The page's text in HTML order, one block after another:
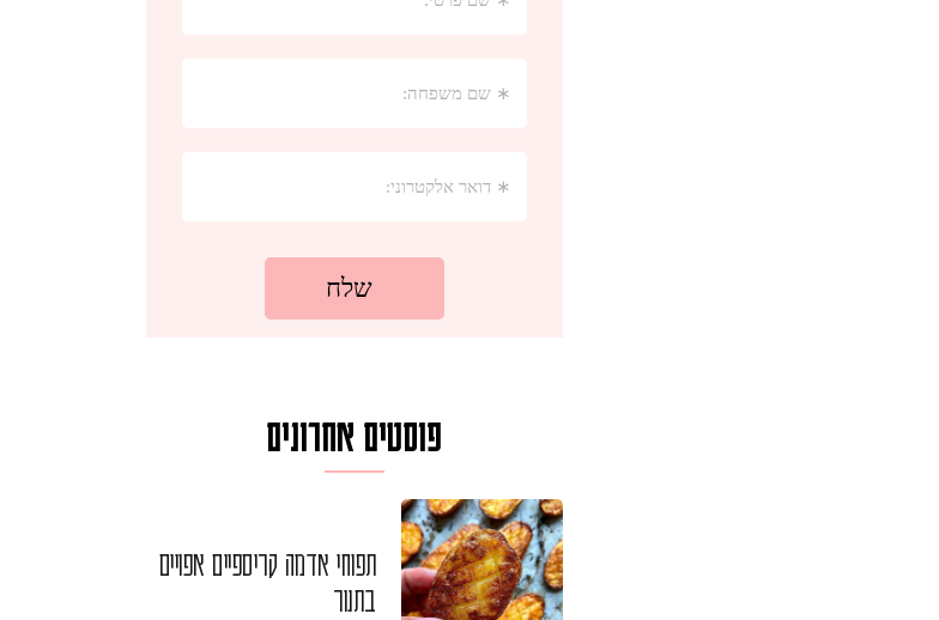
פוסטים אחרונים
תפוחי אדמה קריספיים אפויים
בתנור